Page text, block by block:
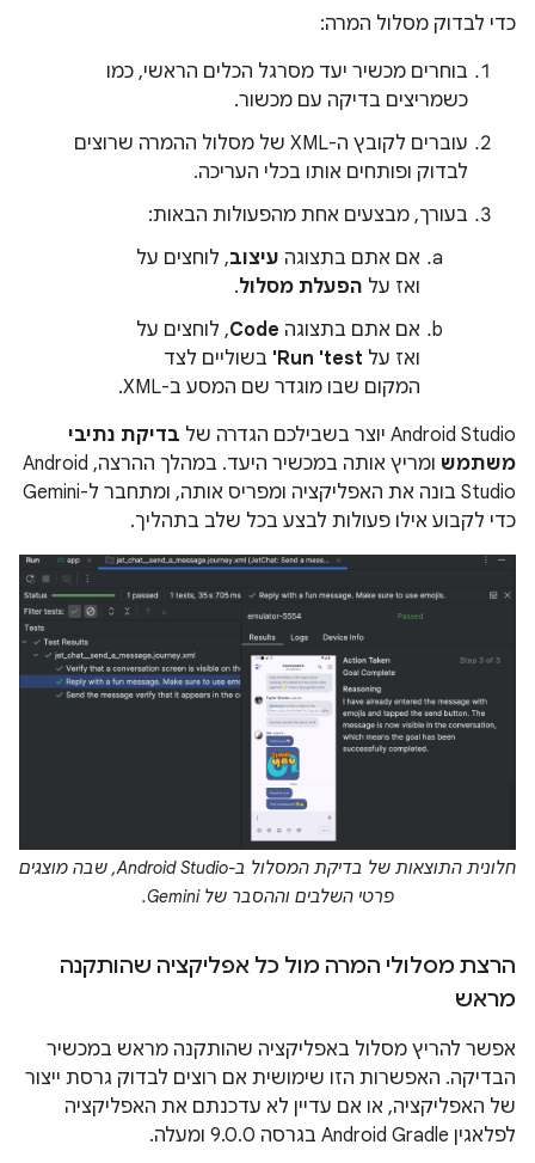
כדי לבדוק מסלול המרה:
בוחרים מכשיר יעד מסרגל הכלים הראשי, כמו
כשמריצים בדיקה עם מכשור.
עוברים לקובץ ה-XML של מסלול ההמרה שרוצים
לבדוק ופותחים אותו בכלי העריכה.
בעורך, מבצעים אחת מהפעולות הבאות:
אם אתם בתצוגה עיצוב, לוחצים על
ואז על הפעלת מסלול.
אם אתם בתצוגה Code, לוחצים על
ואז על Run 'test' בשוליים לצד
המקום שבו מוגדר שם המסע ב-XML.
‫Android Studio יוצר בשבילכם הגדרה של
בדיקת נתיבי
משתמש
ומריץ אותה במכשיר היעד. במהלך ההרצה, Android
Studio בונה את האפליקציה ומפריס אותה, ומתחבר ל-Gemini
כדי לקבוע אילו פעולות לבצע בכל שלב בתהליך.
חלונית התוצאות של בדיקת המסלול ב-Android Studio, שבה מוצגים
פרטי השלבים וההסבר של Gemini.
הרצת מסלולי המרה מול כל אפליקציה שהותקנה
מראש
אפשר להריץ מסלול באפליקציה שהותקנה מראש במכשיר
הבדיקה. האפשרות הזו שימושית אם רוצים לבדוק גרסת ייצור
של האפליקציה, או אם עדיין לא עדכנתם את האפליקציה
לפלאגין Android Gradle בגרסה 9.0.0 ומעלה.